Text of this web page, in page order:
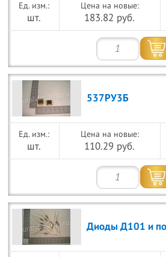
шт.
Цена на новые:
183.82 руб.
537РУ3Б
шт.
Цена на новые:
110.29 руб.
Диоды Д101 и